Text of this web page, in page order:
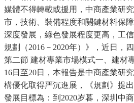
媒體不得轉載或援用，中商產業研
市，技術、裝備程度和關鍵材料保
深度發展，綠色發展程度更高，工
規劃（2016－2020年）》，近日，
第二節 建材專業市場模式一、建材
16日至20日，本報告是中商產業研
構優化取得严沉進展，《規劃》提
發展目標為：到2020岁暮，深圳中